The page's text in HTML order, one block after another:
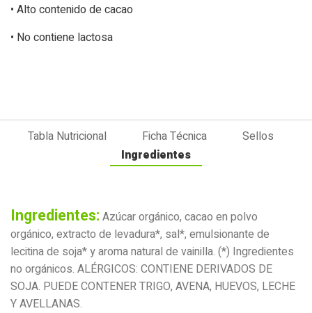
• Alto contenido de cacao
• No contiene lactosa
Tabla Nutricional Ficha Técnica
Sellos
Ingredientes
Ingredientes: Azúcar orgánico, cacao en polvo
orgánico, extracto de levadura*, sal*, emulsionante de
lecitina de soja* y aroma natural de vainilla. (*) Ingredientes
no orgánicos. ALÉRGICOS: CONTIENE DERIVADOS DE
SOJA. PUEDE CONTENER TRIGO, AVENA, HUEVOS, LECHE
Y AVELLANAS.